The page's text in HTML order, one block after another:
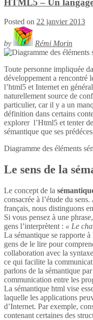
HTML5 – Un
Posted on 22 janvier 2013
by Rémi Morin
Toute personne impliquée
développement a rencontré
l’html5 et Internet en
naturellement source de
particulier, car il y a un
définition dans certains
explorer l’Html5 et tenter
sémantique que ses
Diagramme des éléments
Le sens de la
Le concept de la
consacrée à l’étude du
français, nous distinguons
Si vous pensez à une
gens l’interprètent : « Le
La sémantique se rapporte
gens de le lire pour
collaboration avec la
ce qui facilite la
parlons de la sémantique
communication entre les
La sémantique html vise
laquelle les applications
d’Internet. Par exemple,
contenant certaines des